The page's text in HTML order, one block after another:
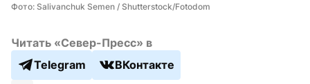
Фото: Salivanchuk Semen / Shutterstock/Fotodom
Читать «Север-Пресс» в
Telegram
ВКонтакте